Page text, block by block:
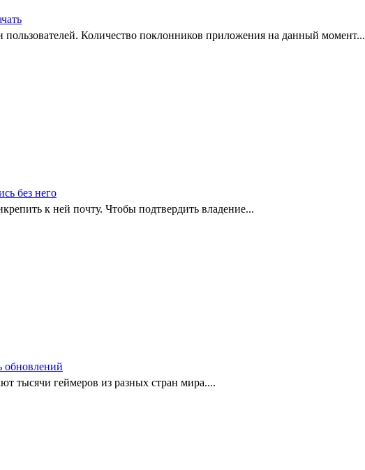
Количество поклонников приложения на данный момент...
без него
к ней почту. Чтобы подтвердить владение...
обновлений
тысячи геймеров из разных стран мира....